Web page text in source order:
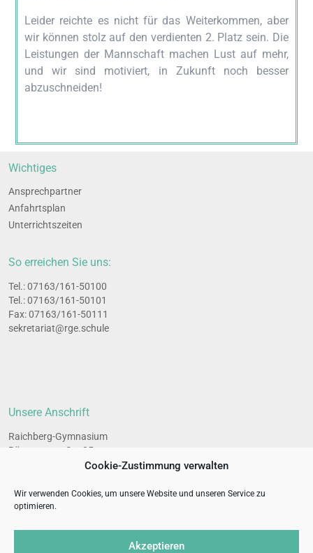
Cookie-Zustimmung verwalten
Wir verwenden Cookies, um unsere Website und unseren Service zu
optimieren.
Akzeptieren
Lei­der reich­te es nicht für das Wei­ter­kom­men, aber
wir kön­nen stolz auf den ver­dien­ten 2. Platz sein. Die
Leis­tun­gen der Mann­schaft machen Lust auf mehr,
und wir sind moti­viert, in Zukunft noch bes­ser
abzuschneiden!
Wich­ti­ges
Ansprech­part­ner
Anfahrts­plan
Unter­richts­zei­ten
So erreichen Sie uns:
Tel.: 07163/161-50100
Tel.: 07163/161-50101
Fax: 07163/161-50111
sekretariat@rge.schule
Unsere Anschrift
Raichberg-Gymnasium
Bünzwanger Str. 35
73061 Ebersbach an der Fils
All­ge­mei­ne Links
Impres­sum